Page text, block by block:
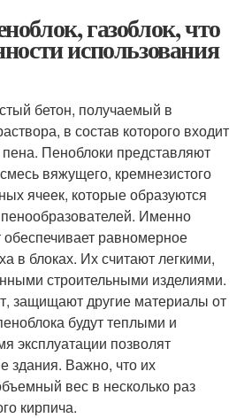
газоблок, что
использования
бетон, получаемый в
в состав которого входит
Пеноблоки представляют
вяжущего, кремнезистого
ячеек, которые образуются
Именно
равномерное
в блоках. Их считают легкими,
строительными изделиями.
защищают другие материалы от
будут теплыми и
эксплуатации позволят
здания. Важно, что их
вес в несколько раз
кирпича.